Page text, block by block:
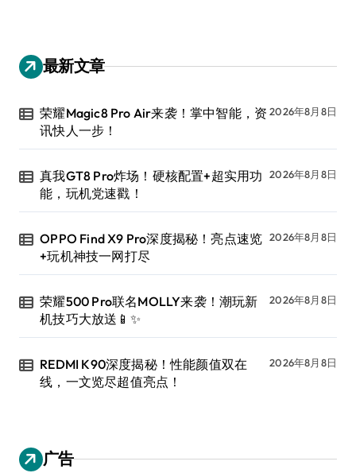
最新文章
荣耀Magic8 Pro Air来袭！掌中智能，资
讯快人一步！
2026年8月8日
真我GT8 Pro炸场！硬核配置+超实用功
能，玩机党速戳！
2026年8月8日
OPPO Find X9 Pro深度揭秘！亮点速览
+玩机神技一网打尽
2026年8月8日
荣耀500 Pro联名MOLLY来袭！潮玩新
机技巧大放送📱✨
2026年8月8日
REDMI K90深度揭秘！性能颜值双在
线，一文览尽超值亮点！
2026年8月8日
广告